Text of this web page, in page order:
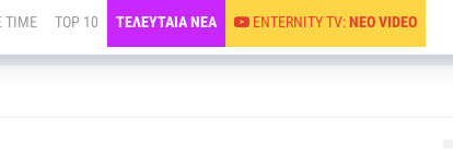
TIME TOP 10 ΤΕΛΕΥΤΑΙΑ ΝΕΑ ENTERNITY TV:ΝΕΟ VIDEO